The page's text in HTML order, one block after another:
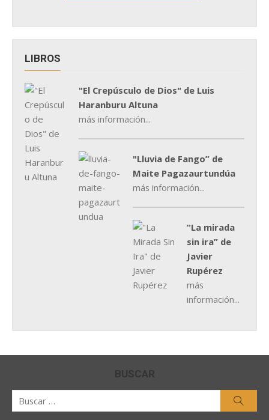
LIBROS
"El Crepúsculo de Dios" de Luis
Haranburu Altuna
más información...
"Lluvia de Fango” de
Maite Pagazaurtundúa
más información...
“La mirada
sin ira” de
Javier
Rupérez
más
información...
BUSCAR